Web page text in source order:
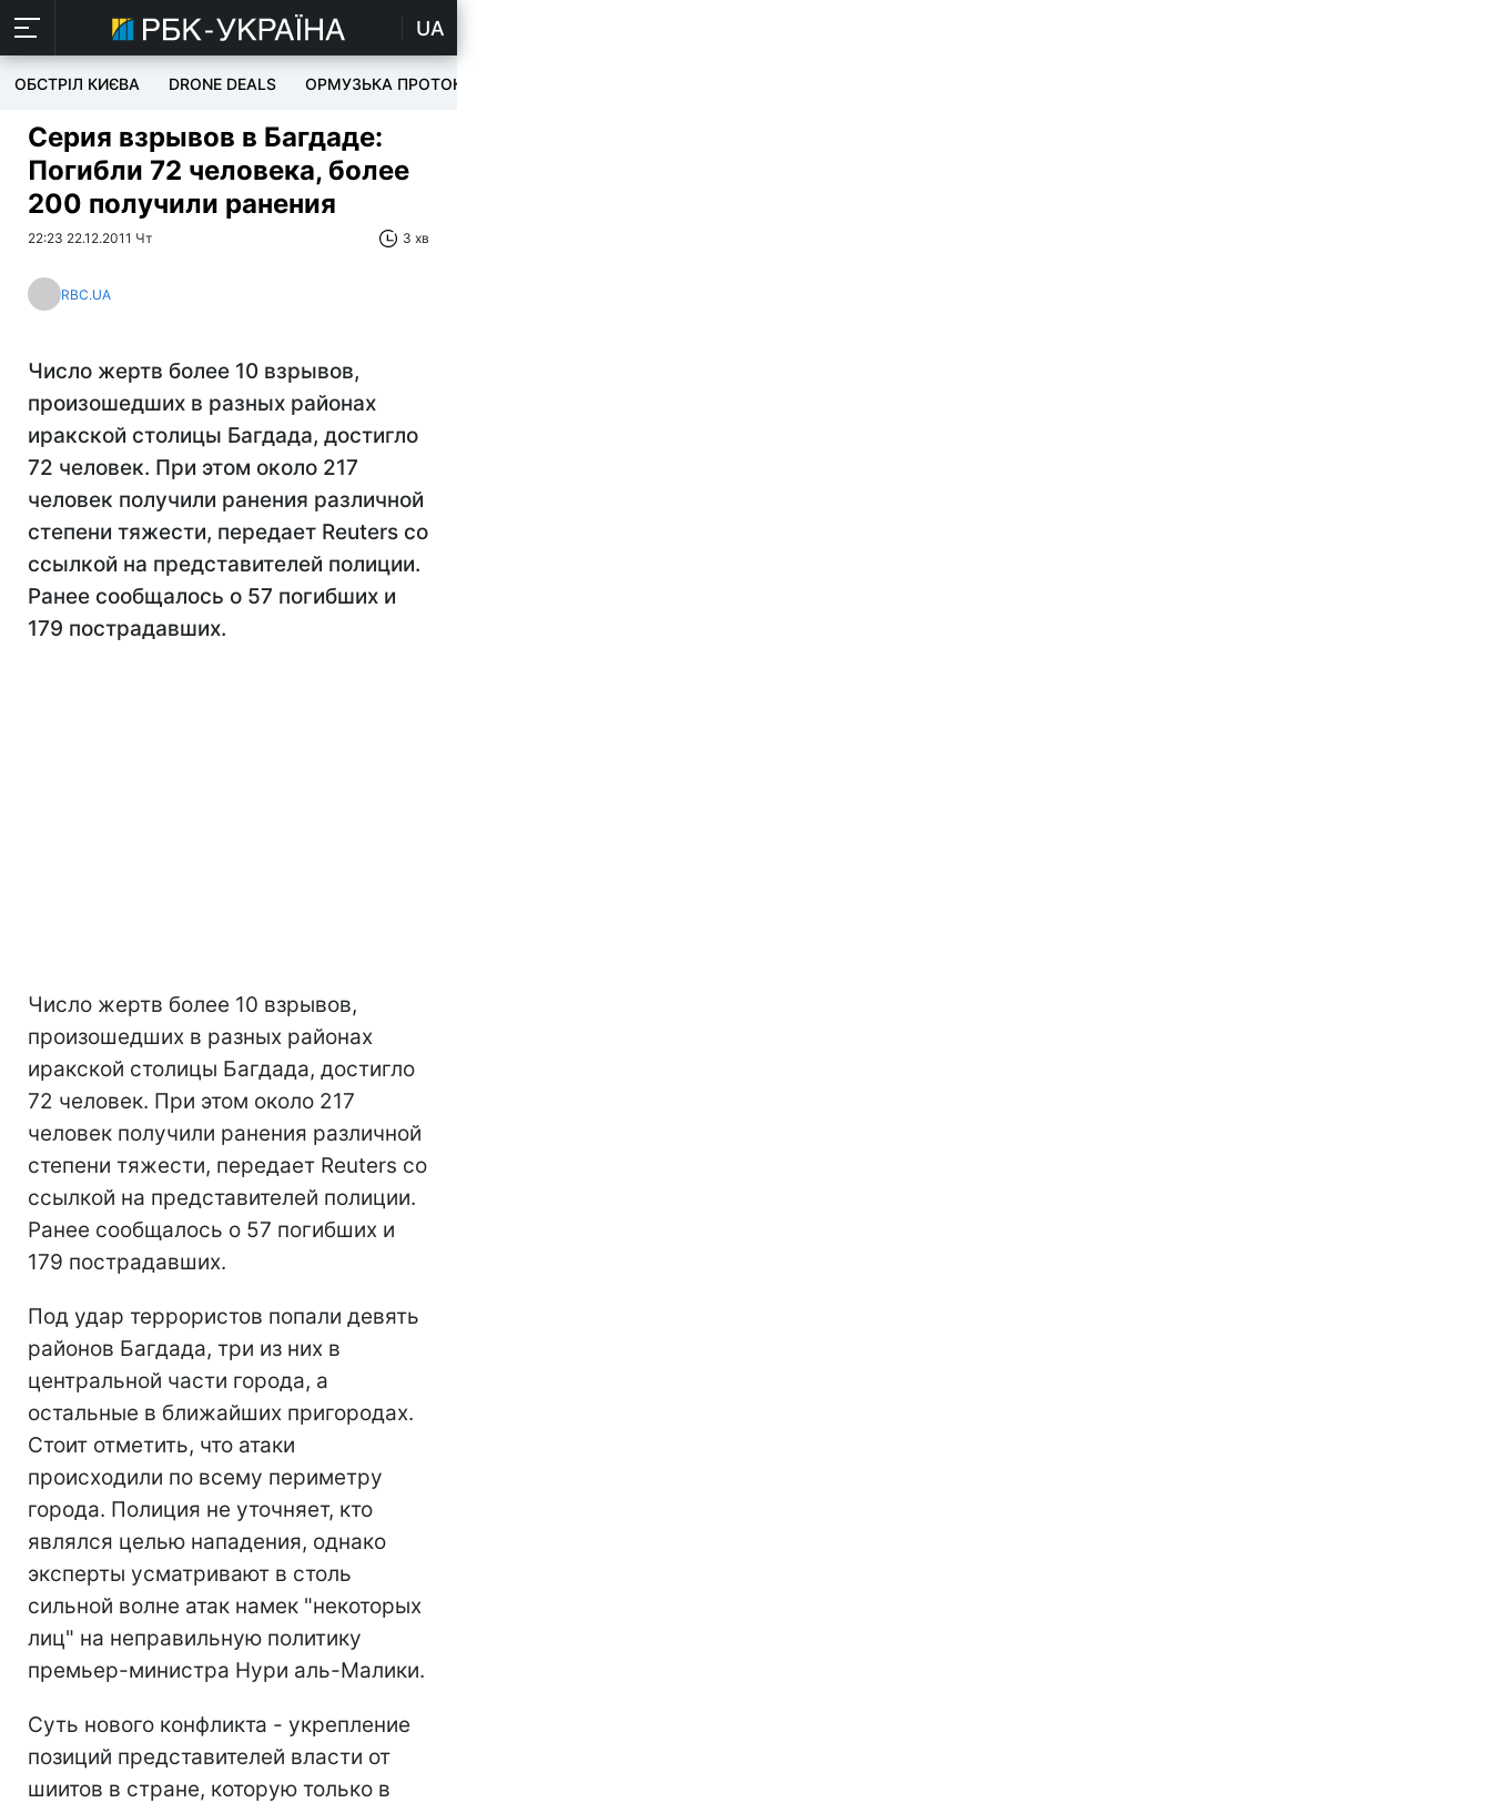
UA
ОБСТРІЛ КИЄВА DRONE DEALS ОРМУЗЬКА ПРОТОКА
Серия взрывов в Багдаде:
Погибли 72 человека, более
200 получили ранения
22:23 22.12.2011 Чт 3 хв
RBC.UA
Число жертв более 10 взрывов,
произошедших в разных районах
иракской столицы Багдада, достигло
72 человек. При этом около 217
человек получили ранения различной
степени тяжести, передает Reuters со
ссылкой на представителей полиции.
Ранее сообщалось о 57 погибших и
179 пострадавших.
Число жертв более 10 взрывов,
произошедших в разных районах
иракской столицы Багдада, достигло
72 человек. При этом около 217
человек получили ранения различной
степени тяжести, передает Reuters со
ссылкой на представителей полиции.
Ранее сообщалось о 57 погибших и
179 пострадавших.
Под удар террористов попали девять
районов Багдада, три из них в
центральной части города, а
остальные в ближайших пригородах.
Стоит отметить, что атаки
происходили по всему периметру
города. Полиция не уточняет, кто
являлся целью нападения, однако
эксперты усматривают в столь
сильной волне атак намек "некоторых
лиц" на неправильную политику
премьер-министра Нури аль-Малики.
Суть нового конфликта - укрепление
позиций представителей власти от
шиитов в стране, которую только в